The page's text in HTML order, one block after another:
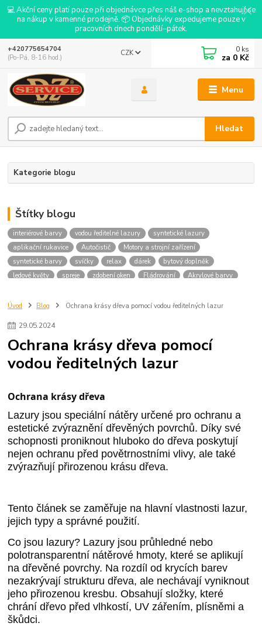
💻 Akční ceny platí pouze při objednávce přes náš e-shop a nevztahují se
na nákup v kamenné prodejně. 📦 Objednávky expedujeme pouze v
pracovních dnech pondělí–pátek.
Menu
CZK
Hledat
+420775654704
(Po-Pá, 8-16 hod.)
0 ks
za 0 Kč
Kategorie blogu
Štítky blogu
interiérové barvy vodou ředitelné lazury
syntetické lazury
aplikační rukavice
Autočistič
Motory a strojní zařízení
syntetické barvy
svíčky relax dárek
bytový doplněk
ledové květy
spreje zdobení oken Fládrování
Akrylové barvy
údržba venkovních ploch údržba zahrady
údržba terasy
ochrana dřeva
čištění kovových ploch
nátěry pro venkovní použití
údržba venkovních textilií
ochrana proti povětrnostním vlivům
oprava prasklin betonu.
esenciální oleje
domácí mazlíčci a zápac
ekologický úklid
Interiérové barvy Barvy na objednávku
Barvy
laky na dřevo
Oleje na dřevo
valentýnské překvapení valentýn doma
DIY projekty
inspirace do ložnice dárky k Valentýnu
Úvod Blog Ochrana krásy dřeva pomocí vodou ředitelných lazur
29.05.2024
Ochrana krásy dřeva pomocí
vodou ředitelných lazur
Ochrana krásy dřeva
Lazury jsou speciální nátěry určené pro ochranu a
estetické zvýraznění dřevěných povrchů. Díky své
schopnosti proniknout hluboko do dřeva poskytují
nejen ochranu před povětrnostními vlivy, ale také
zvýrazňují přirozenou krásu dřeva.
Tento článek se zaměřuje na hlavní vlastnosti lazur,
jejich typy a správné použití.
Co jsou lazury? Lazury jsou průhledné nebo
polotransparentní nátěrové hmoty, které se aplikují
na dřevěné povrchy. Na rozdíl od krycích barev
nezakrývají strukturu dřeva, ale nechávají vyniknout
jeho přirozenou kresbu. Obsahují složky, které
chrání dřevo před vlhkostí, UV zářením, plísněmi a
škůdci.